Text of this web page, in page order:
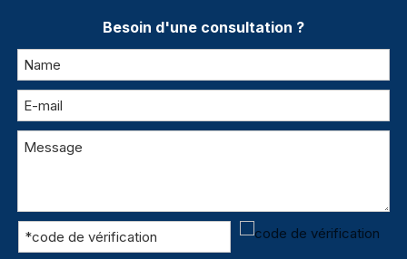
Besoin d'une consultation ?